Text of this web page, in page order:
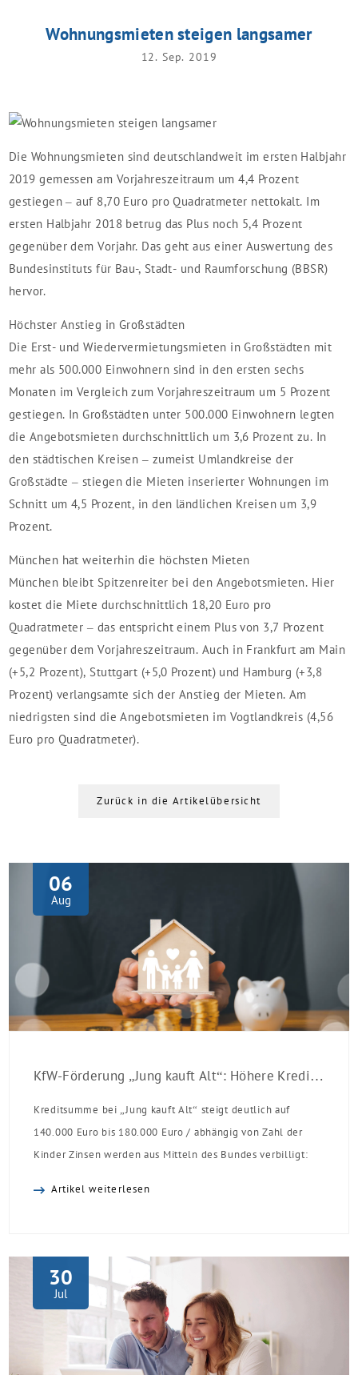
Wohnungsmieten steigen langsamer
12. Sep. 2019
Die Wohnungsmieten sind deutschlandweit im ersten Halbjahr
2019 gemessen am Vorjahreszeitraum um 4,4 Prozent
gestiegen – auf 8,70 Euro pro Quadratmeter nettokalt. Im
ersten Halbjahr 2018 betrug das Plus noch 5,4 Prozent
gegenüber dem Vorjahr. Das geht aus einer Auswertung des
Bundesinstituts für Bau-, Stadt- und Raumforschung (BBSR)
hervor.
Höchster Anstieg in Großstädten
Die Erst- und Wiedervermietungsmieten in Großstädten mit
mehr als 500.000 Einwohnern sind in den ersten sechs
Monaten im Vergleich zum Vorjahreszeitraum um 5 Prozent
gestiegen. In Großstädten unter 500.000 Einwohnern legten
die Angebotsmieten durchschnittlich um 3,6 Prozent zu. In
den städtischen Kreisen – zumeist Umlandkreise der
Großstädte – stiegen die Mieten inserierter Wohnungen im
Schnitt um 4,5 Prozent, in den ländlichen Kreisen um 3,9
Prozent.
München hat weiterhin die höchsten Mieten
München bleibt Spitzenreiter bei den Angebotsmieten. Hier
kostet die Miete durchschnittlich 18,20 Euro pro
Quadratmeter – das entspricht einem Plus von 3,7 Prozent
gegenüber dem Vorjahreszeitraum. Auch in Frankfurt am Main
(+5,2 Prozent), Stuttgart (+5,0 Prozent) und Hamburg (+3,8
Prozent) verlangsamte sich der Anstieg der Mieten. Am
niedrigsten sind die Angebotsmieten im Vogtlandkreis (4,56
Euro pro Quadratmeter).
Zurück in die Artikelübersicht
06
Aug
KfW-Förderung „Jung kauft Alt“: Höhere Kredite ab August 2026
Kreditsumme bei „Jung kauft Alt“ steigt deutlich auf
140.000 Euro bis 180.000 Euro / abhängig von Zahl der
Kinder Zinsen werden aus Mitteln des Bundes verbilligt:
Einzelmaßnahmen […]
Artikel weiterlesen
30
Jul